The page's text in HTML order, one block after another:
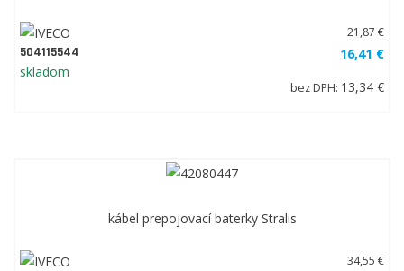
504115544
skladom
21,87 €
16,41 €
bez DPH: 13,34 €
kábel prepojovací baterky Stralis
34,55 €